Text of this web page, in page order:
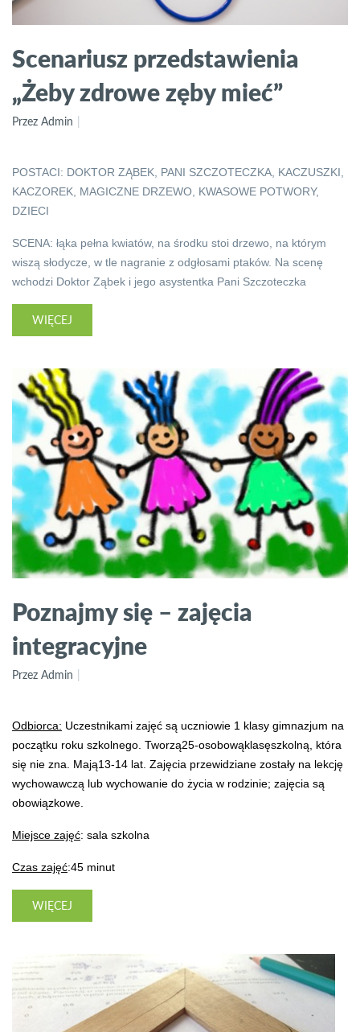
Scenariusz przedstawienia
„Żeby zdrowe zęby mieć”
Przez Admin
POSTACI: DOKTOR ZĄBEK, PANI SZCZOTECZKA, KACZUSZKI,
KACZOREK, MAGICZNE DRZEWO, KWASOWE POTWORY,
DZIECI
SCENA: łąka pełna kwiatów, na środku stoi drzewo, na którym
wiszą słodycze, w tle nagranie z odgłosami ptaków. Na scenę
wchodzi Doktor Ząbek i jego asystentka Pani Szczoteczka
WIĘCEJ
Poznajmy się – zajęcia
integracyjne
Przez Admin
Odbiorca: Uczestnikami zajęć są uczniowie 1 klasy gimnazjum na
początku roku szkolnego. Tworzą25-osobowąklasęszkolną, która
się nie zna. Mają13-14 lat. Zajęcia przewidziane zostały na lekcję
wychowawczą lub wychowanie do życia w rodzinie; zajęcia są
obowiązkowe.
Miejsce zajęć: sala szkolna
Czas zajęć:45 minut
WIĘCEJ